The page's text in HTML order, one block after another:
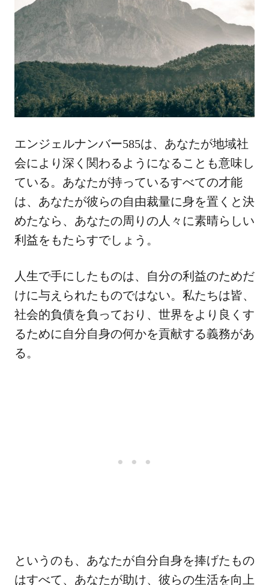
エンジェルナンバー585は、あなたが地域社
会により深く関わるようになることも意味し
ている。あなたが持っているすべての才能
は、あなたが彼らの自由裁量に身を置くと決
めたなら、あなたの周りの人々に素晴らしい
利益をもたらすでしょう。
人生で手にしたものは、自分の利益のためだ
けに与えられたものではない。私たちは皆、
社会的負債を負っており、世界をより良くす
るために自分自身の何かを貢献する義務があ
る。
というのも、あなたが自分自身を捧げたもの
はすべて、あなたが助け、彼らの生活を向上